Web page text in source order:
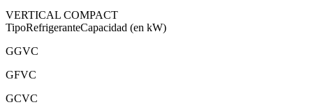
VERTICAL COMPACT
TipoRefrigeranteCapacidad (en kW)
GGVC
GFVC
GCVC